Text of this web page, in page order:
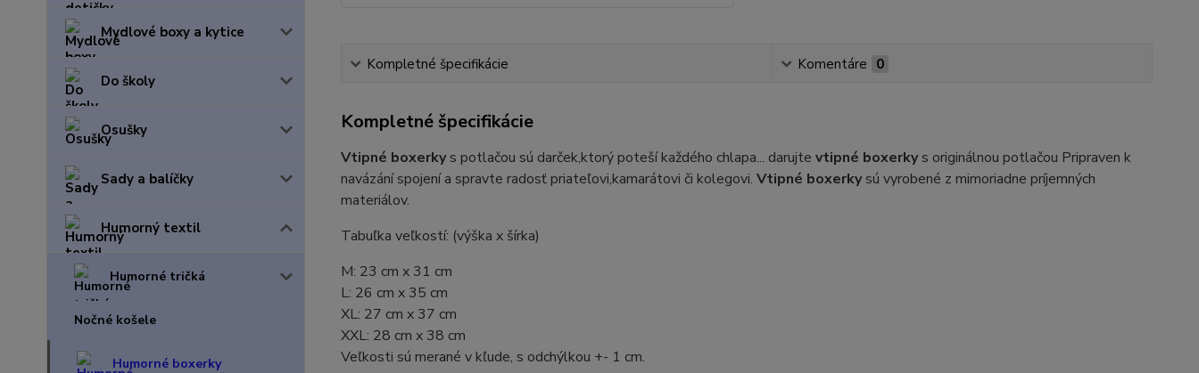
Mydlové boxy a kytice
Do školy
Osušky
Sady a balíčky
Humorný textil
Humorné tričká
Nočné košele
Humorné boxerky
Kompletné špecifikácie Komentáre 0
Kompletné špecifikácie
Vtipné boxerkys potlačou sú darček,ktorý poteší každého chlapa... darujte vtipné boxerkys originálnou potlačou Pripraven k
navázání spojení a spravte radosť priateľovi,kamarátovi či kolegovi. Vtipné boxerkysú vyrobené z mimoriadne príjemných
materiálov.
Tabuľka veľkostí: (výška x šírka)
M: 23 cm x 31 cm
L: 26 cm x 35 cm
XL: 27 cm x 37 cm
XXL: 28 cm x 38 cm
Veľkosti sú merané v kľude, s odchýlkou +- 1 cm.